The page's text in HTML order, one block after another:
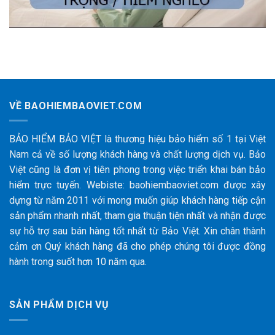
VỀ BAOHIEMBAOVIET.COM
BẢO HIỂM BẢO VIỆT là thương hiệu bảo hiểm số 1 tại Việt
Nam cả về số lượng khách hàng và chất lượng dịch vụ. Bảo
Việt cũng là đơn vị tiên phong trong việc triển khai bán bảo
hiểm trực tuyến. Webiste: baohiembaoviet.com được xây
dựng từ năm 2011 với mong muốn giúp khách hàng tiếp cận
sản phẩm nhanh nhất, tham gia thuận tiện nhất và nhận được
sự hỗ trợ sau bán hàng tốt nhất từ Bảo Việt. Xin chân thành
cảm ơn Quý khách hàng đã cho phép chúng tôi được đồng
hành trong suốt hơn 10 năm qua.
SẢN PHẨM DỊCH VỤ